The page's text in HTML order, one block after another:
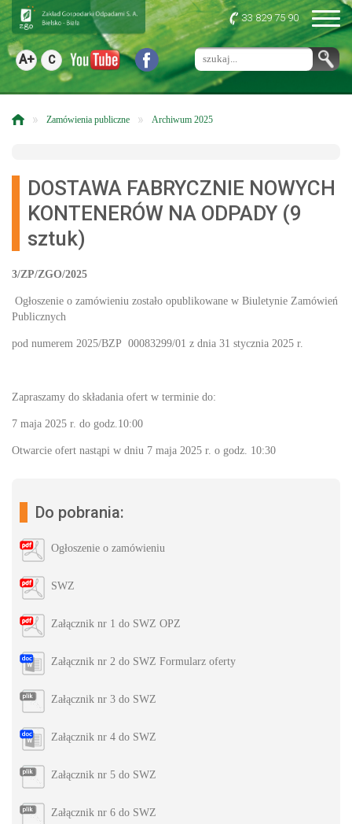
A+ C
33 829 75 90
» Zamówienia publiczne » Archiwum 2025
DOSTAWA FABRYCZNIE NOWYCH
KONTENERÓW NA ODPADY (9
sztuk)
3/ZP/ZGO/2025
Ogłoszenie o zamówieniu zostało opublikowane w Biuletynie Zamówień
Publicznych
pod numerem 2025/BZP 00083299/01 z dnia 31 stycznia 2025 r.
Zapraszamy do składania ofert w terminie do:
7 maja 2025 r. do godz.10:00
Otwarcie ofert nastąpi w dniu 7 maja 2025 r. o godz. 10:30
Do pobrania:
Ogłoszenie o zamówieniu
SWZ
Załącznik nr 1 do SWZ OPZ
Załącznik nr 2 do SWZ Formularz oferty
Załącznik nr 3 do SWZ
Załącznik nr 4 do SWZ
Załącznik nr 5 do SWZ
Załącznik nr 6 do SWZ